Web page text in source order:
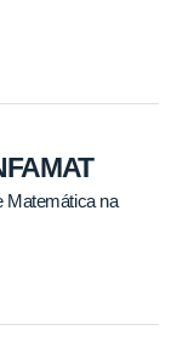
Matemática na